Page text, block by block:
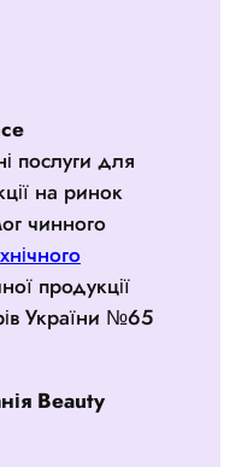
послуги для
на ринок
чинного
продукції
України №65
Beauty